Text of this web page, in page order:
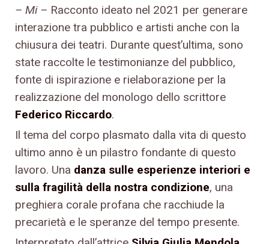
– Mi – Racconto ideato nel 2021 per generare
interazione tra pubblico e artisti anche con la
chiusura dei teatri. Durante quest’ultima, sono
state raccolte le testimonianze del pubblico,
fonte di ispirazione e rielaborazione per la
realizzazione del monologo dello scrittore
Federico Riccardo.
Il tema del corpo plasmato dalla vita di questo
ultimo anno è un pilastro fondante di questo
lavoro. Una danza sulle esperienze interiori e
sulla fragilità della nostra condizione, una
preghiera corale profana che racchiude la
precarietà e le speranze del tempo presente.